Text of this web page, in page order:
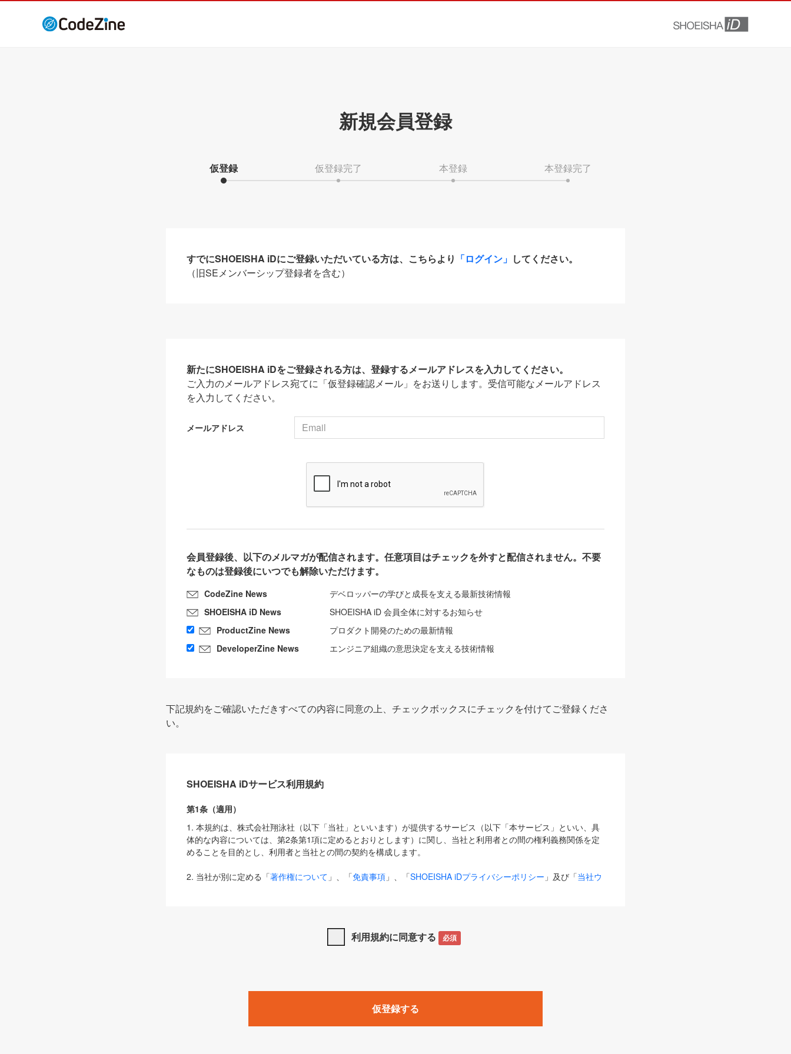
新規会員登録
仮登録 仮登録完了 本登録 本登録完了
すでにSHOEISHA iDにご登録いただいている方は、こちらより 「ログイン」 してください。
（旧SEメンバーシップ登録者を含む）
新たにSHOEISHA iDをご登録される方は、登録するメールアドレスを入力してください。
ご入力のメールアドレス宛てに「仮登録確認メール」をお送りします。受信可能なメールアドレス
を入力してください。
メールアドレス
会員登録後、以下のメルマガが配信されます。任意項目はチェックを外すと配信されません。不要
なものは登録後にいつでも解除いただけます。
CodeZine News
デベロッパーの学びと成長を支える最新技術情報
SHOEISHA iD News
SHOEISHA iD 会員全体に対するお知らせ
ProductZine News
プロダクト開発のための最新情報
DeveloperZine News
エンジニア組織の意思決定を支える技術情報
下記規約をご確認いただきすべての内容に同意の上、チェックボックスにチェックを付けてご登録くださ
い。
SHOEISHA iDサービス利用規約
第1条（適用）
1. 本規約は、株式会社翔泳社（以下「当社」といいます）が提供するサービス（以下「本サービス」といい、具
体的な内容については、第2条第1項に定めるとおりとします）に関し、当社と利用者との間の権利義務関係を定
めることを目的とし、利用者と当社との間の契約を構成します。
2. 当社が別に定める「著作権について 」、「免責事項 」、「SHOEISHA iDプライバシーポリシー 」及び「当社ウ
は、本規約の規定が優先して適用されるものとします。
1. 「本サービス」とは、当社が提供する以下のサービス（名称や内容が変更された場合、変更後のサービスを含
みます）及びこれらサービスに関連して当社が実施するイベントやキャンペーンをいいます。
「SEBook」「SEShop」「CodeZine」「MarkeZine」「EnterpriseZine」「ECzine」「Biz/Zine」「HRzine」
利用規約に同意する 必須
仮登録する